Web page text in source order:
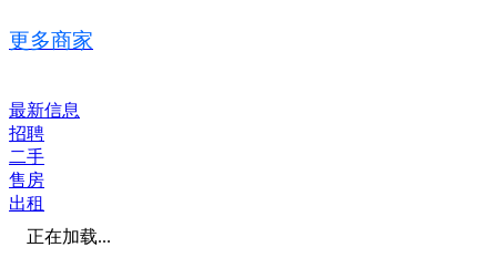
更多商家
最新信息
招聘
二手
售房
出租
正在加载...